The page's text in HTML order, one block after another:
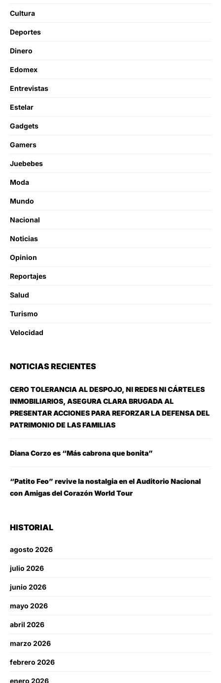
Cultura
Deportes
Dinero
Edomex
Entrevistas
Estelar
Gadgets
Gamers
Juebebes
Moda
Mundo
Nacional
Noticias
Opinion
Reportajes
Salud
Turismo
Velocidad
NOTICIAS RECIENTES
CERO TOLERANCIA AL DESPOJO, NI REDES NI CÁRTELES
INMOBILIARIOS, ASEGURA CLARA BRUGADA AL
PRESENTAR ACCIONES PARA REFORZAR LA DEFENSA DEL
PATRIMONIO DE LAS FAMILIAS
Diana Corzo es “Más cabrona que bonita”
“Patito Feo” revive la nostalgia en el Auditorio Nacional
con Amigas del Corazón World Tour
HISTORIAL
agosto 2026
julio 2026
junio 2026
mayo 2026
abril 2026
marzo 2026
febrero 2026
enero 2026